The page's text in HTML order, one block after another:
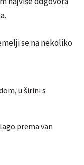
se na nekoliko
u širini s
prema van